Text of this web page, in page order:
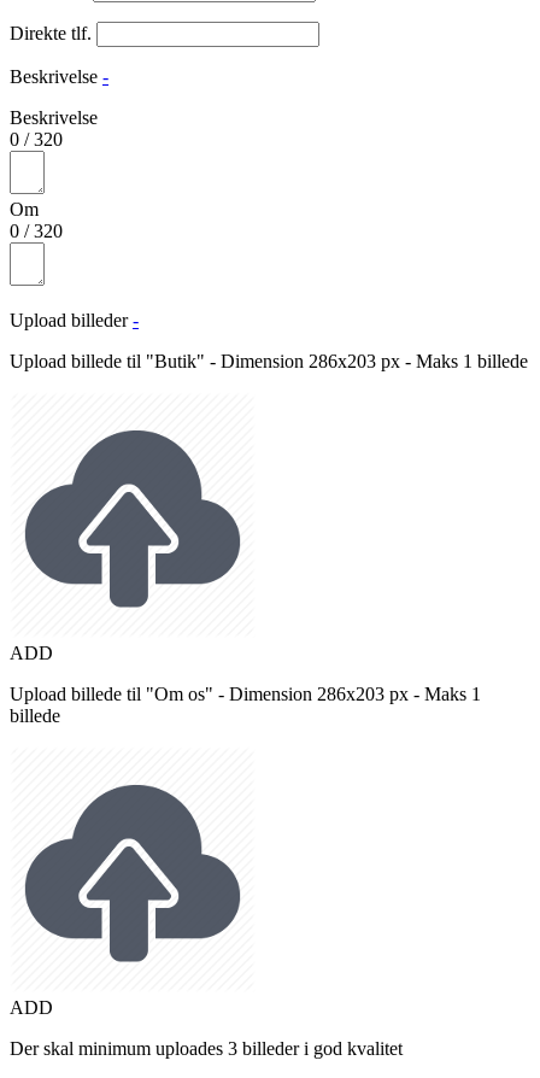
Direkte tlf.
Beskrivelse -
Beskrivelse
0 /320
Om
0 /320
Upload billeder -
Upload billede til "Butik" - Dimension 286x203 px - Maks 1 billede
ADD
Upload billede til "Om os" - Dimension 286x203 px - Maks 1
billede
ADD
Der skal minimum uploades 3 billeder i god kvalitet